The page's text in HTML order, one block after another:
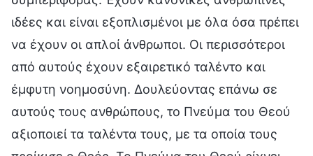
ιδέες και είναι εξοπλισμένοι με όλα όσα πρέπει
να έχουν οι απλοί άνθρωποι. Οι περισσότεροι
από αυτούς έχουν εξαιρετικό ταλέντο και
έμφυτη νοημοσύνη. Δουλεύοντας επάνω σε
αυτούς τους ανθρώπους, το Πνεύμα του Θεού
αξιοποιεί τα ταλέντα τους, με τα οποία τους